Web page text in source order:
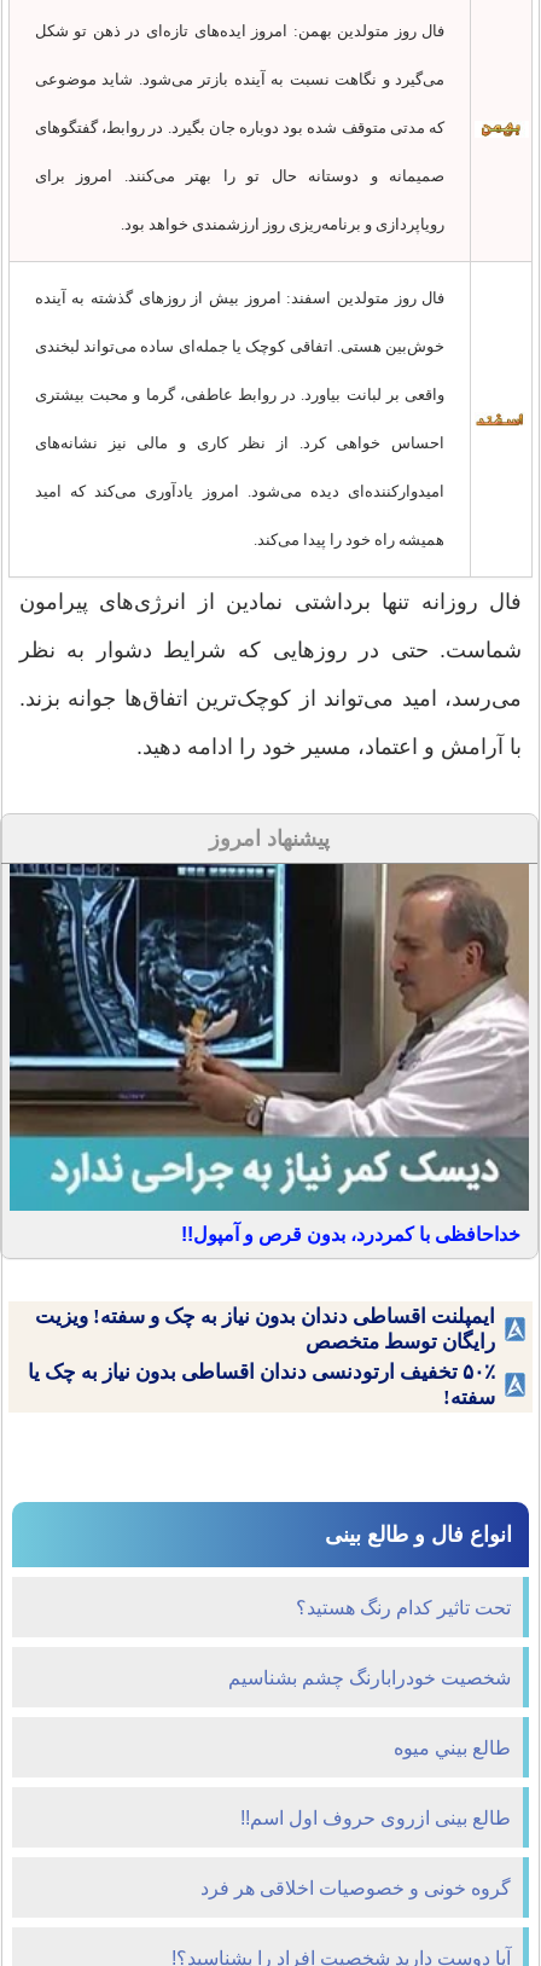
فال روز متولدین بهمن: امروز ایده‌های تازه‌ای در ذهن تو شکل
می‌گیرد و نگاهت نسبت به آینده بازتر می‌شود. شاید موضوعی
که مدتی متوقف شده بود دوباره جان بگیرد. در روابط، گفتگوهای
صمیمانه و دوستانه حال تو را بهتر می‌کنند. امروز برای
رویاپردازی و برنامه‌ریزی روز ارزشمندی خواهد بود.
فال روز متولدین اسفند: امروز بیش از روزهای گذشته به آینده
خوش‌بین هستی. اتفاقی کوچک یا جمله‌ای ساده می‌تواند لبخندی
واقعی بر لبانت بیاورد. در روابط عاطفی، گرما و محبت بیشتری
احساس خواهی کرد. از نظر کاری و مالی نیز نشانه‌های
امیدوارکننده‌ای دیده می‌شود. امروز یادآوری می‌کند که امید
همیشه راه خود را پیدا می‌کند.
فال روزانه تنها برداشتی نمادین از انرژی‌های پیرامون
شماست. حتی در روزهایی که شرایط دشوار به نظر
می‌رسد، امید می‌تواند از کوچک‌ترین اتفاق‌ها جوانه بزند.
با آرامش و اعتماد، مسیر خود را ادامه دهید.
پیشنهاد امروز
خداحافظی با کمردرد، بدون قرص و آمپول!!
ایمپلنت اقساطی دندان بدون نیاز به چک و سفته! ویزیت
رایگان توسط متخصص
۵۰٪ تخفیف ارتودنسی دندان اقساطی بدون نیاز به چک یا
سفته!
انواع فال و طالع بینی
تحت تاثير كدام رنگ هستيد؟
شخصیت خودرابارنگ چشم بشناسیم
طالع بيني ميوه
طالع بینی ازروی حروف اول اسم!!
گروه خونی و خصوصیات اخلاقی هر فرد
آیا دوست دارید شخصیت افراد را بشناسید؟!